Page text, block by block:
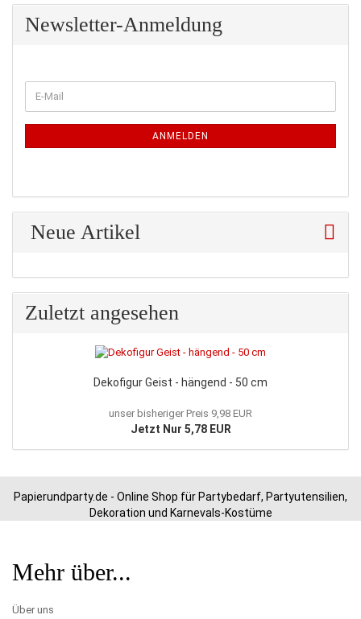
Newsletter-Anmeldung
ZUR
NEWSLETTER-
E-
Mail
ANMELDEN
Neue Artikel
Zuletzt angesehen
Dekofigur Geist - hängend - 50 cm
unser bisheriger Preis 9,98 EUR
Jetzt Nur 5,78 EUR
Papierundparty.de - Online Shop für Partybedarf, Partyutensilien,
Dekoration und Karnevals-Kostüme
Mehr über...
Über uns